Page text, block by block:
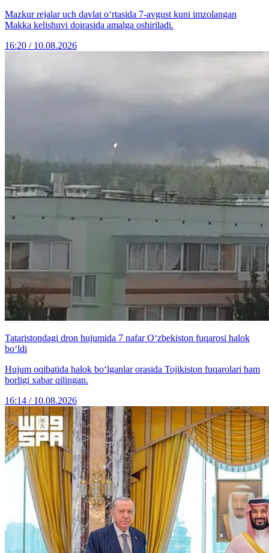
Mazkur rejalar uch davlat o‘rtasida 7-avgust kuni imzolangan
Makka kelishuvi doirasida amalga oshiriladi.
16:20 / 10.08.2026
Tataristondagi dron hujumida 7 nafar O‘zbekiston fuqarosi halok
bo‘ldi
Hujum oqibatida halok bo‘lganlar orasida Tojikiston fuqarolari ham
borligi xabar qilingan.
16:14 / 10.08.2026